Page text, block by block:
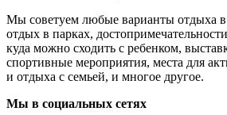
Мы советуем любые варианты отдыха
отдых в парках,
куда можно сходить с ребенком,
спортивные мероприятия, места для
и отдыха с семьей, и многое другое.
Мы в социальных сетях